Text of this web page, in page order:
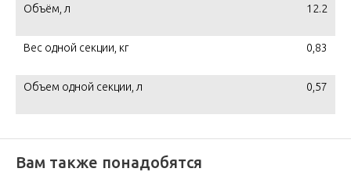
Объём, л 12.2
Вес одной секции, кг 0,83
Объем одной секции, л 0,57
Вам также понадобятся